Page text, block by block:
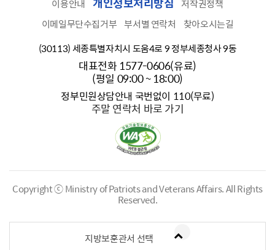
이용안내
저작권정책
이메일무단수집거부 부서별 연락처
찾아오시는길
(30113) 세종특별자치시 도움4로 9 정부세종청사 9동
대표전화 1577-0606(유료)
(평일 09:00 ~ 18:00)
정부민원상담안내 국번없이 110(무료)
주말 연락처 바로 가기
Copyright ⓒ Ministry of Patriots and Veterans Affairs.All Rights
Reserved.
지방보훈관서 선택